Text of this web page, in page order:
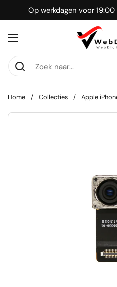
Ga naar content
Op werkdagen voor
Menu openen
Home / Collecties / Apple